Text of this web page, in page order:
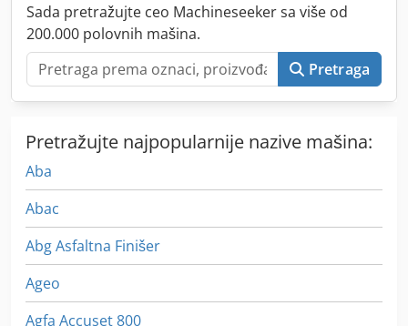
Sada pretražujte ceo Machineseeker sa više od
200.000 polovnih mašina.
Pretraga
Pretražujte najpopularnije nazive mašina:
Aba
Abac
Abg Asfaltna Finišer
Ageo
Agfa Accuset 800